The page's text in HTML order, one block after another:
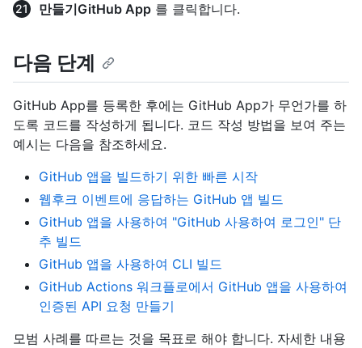
만들기GitHub App 를 클릭합니다.
다음 단계
GitHub App를 등록한 후에는 GitHub App가 무언가를 하
도록 코드를 작성하게 됩니다. 코드 작성 방법을 보여 주는
예시는 다음을 참조하세요.
GitHub 앱을 빌드하기 위한 빠른 시작
웹후크 이벤트에 응답하는 GitHub 앱 빌드
GitHub 앱을 사용하여 "GitHub 사용하여 로그인" 단
추 빌드
GitHub 앱을 사용하여 CLI 빌드
GitHub Actions 워크플로에서 GitHub 앱을 사용하여
인증된 API 요청 만들기
모범 사례를 따르는 것을 목표로 해야 합니다. 자세한 내용